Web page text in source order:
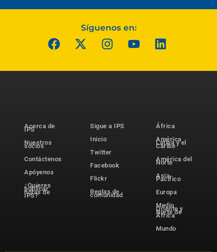
Síguenos en:
Acerca de
IPS
Nuestros
socios
Contáctenos
Apóyenos
¿Quieres
publicar
notas de
IPS?
Sigue a IPS
Inicio
Twitter
Facebook
Flickr
Reglas de
comunidad
África
América
Latina y el
Caribe
América del
Norte
Asia-
Pacífico
Europa
Medio
Oriente y
Norte de
África
Mundo